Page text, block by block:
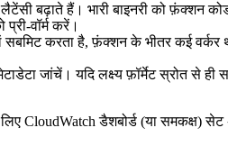
बढ़ाते हैं। भारी बाइनरी को
करें।
सबमिट करता है, फ़ंक्शन के भीतर कई
जांचें। यदि लक्ष्य फ़ॉर्मेट स्रोत से ही
CloudWatch डैशबोर्ड (या समकक्ष)